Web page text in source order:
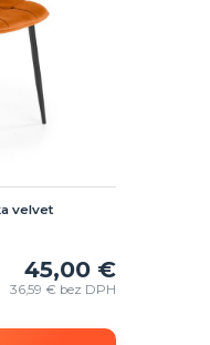
velvet
45,00 €
36,59 € bez DPH